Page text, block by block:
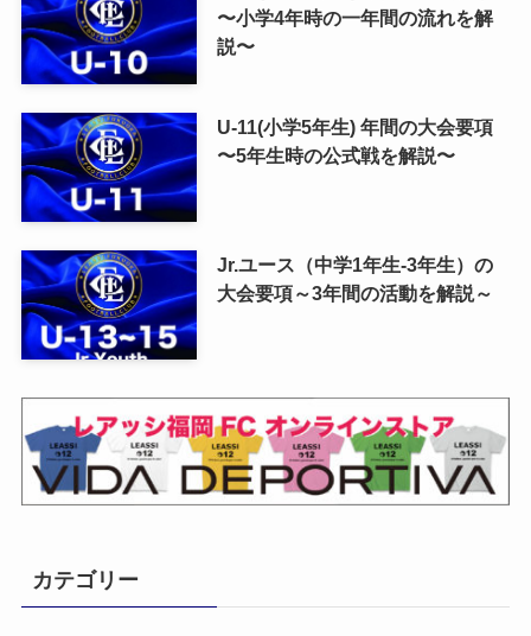
〜小学4年時の一年間の流れを解
説〜
U-11(小学5年生) 年間の大会要項
〜5年生時の公式戦を解説〜
Jr.ユース（中学1年生-3年生）の
大会要項～3年間の活動を解説～
カテゴリー